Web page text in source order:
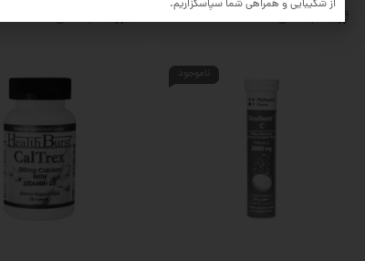
ناموجود
از شکیبایی و همراهی شما سپاسگزاریم.